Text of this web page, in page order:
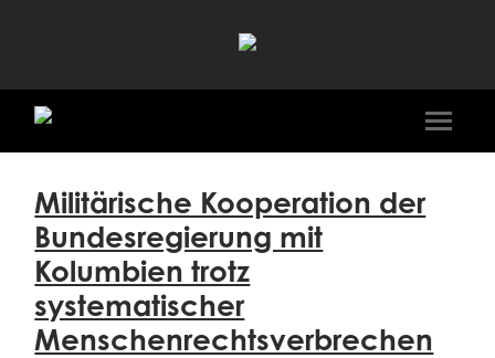
Ali
Dailami
Menü
Militärische Kooperation der
Bundesregierung mit
Kolumbien trotz
systematischer
Menschenrechtsverbrechen